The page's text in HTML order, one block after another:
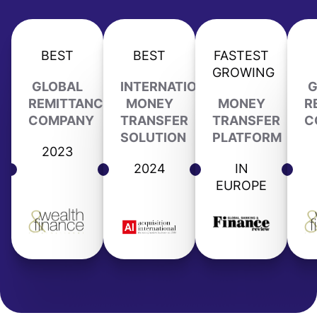
BEST
GLOBAL
REMITTANCE
COMPANY
2023
BEST
INTERNATIONAL
MONEY
TRANSFER
SOLUTION
2024
FASTEST
GROWING
MONEY
TRANSFER
PLATFORM
IN
EUROPE